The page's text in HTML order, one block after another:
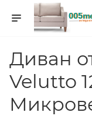
Диван
Velutto